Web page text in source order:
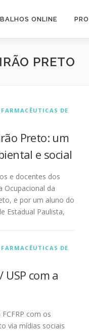
ONLINE
PRETO
DE
Preto: um
e social
e docentes dos
Ocupacional da
e por um aluno do
Estadual Paulista,
DE
USP com a
com os
via mídias sociais